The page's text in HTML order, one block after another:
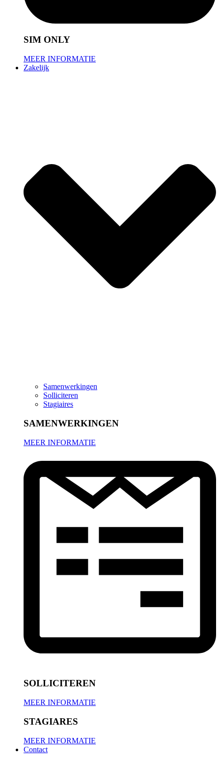
SIM ONLY
MEER INFORMATIE
Zakelijk
Samenwerkingen
Solliciteren
Stagiaires
SAMENWERKINGEN
MEER INFORMATIE
SOLLICITEREN
MEER INFORMATIE
STAGIARES
MEER INFORMATIE
Contact